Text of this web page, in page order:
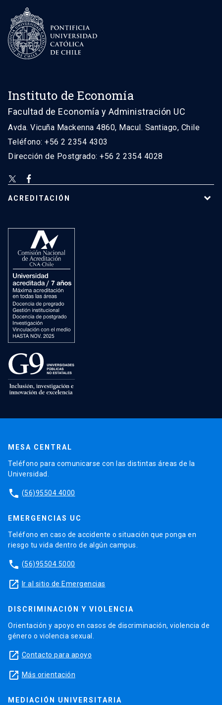
Instituto de Economía
Facultad de Economía y Administración UC
Avda. Vicuña Mackenna 4860, Macul. Santiago, Chile
Teléfono: +56 2 2354 4303
Dirección de Postgrado: +56 2 2354 4028
ACREDITACIÓN
MESA CENTRAL
Teléfono para comunicarse con las distintas áreas de la
Universidad.
phone (56)95504 4000
EMERGENCIAS UC
Teléfono en caso de accidente o situación que ponga en
riesgo tu vida dentro de algún campus.
phone (56)95504 5000
launch Ir al sitio de Emergencias
DISCRIMINACIÓN Y VIOLENCIA
Orientación y apoyo en casos de discriminación, violencia de
género o violencia sexual.
launch Contacto para apoyo
launch Más orientación
MEDIACIÓN UNIVERSITARIA